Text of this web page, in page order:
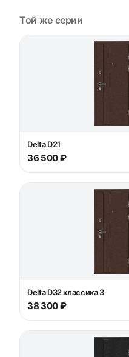
Той же серии
Delta D21
36 500 ₽
Delta D32 классика 3
38 300 ₽